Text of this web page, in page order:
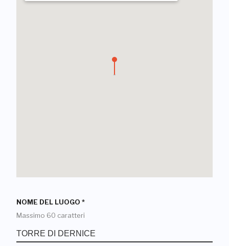
NOME DEL LUOGO *
Massimo 60 caratteri